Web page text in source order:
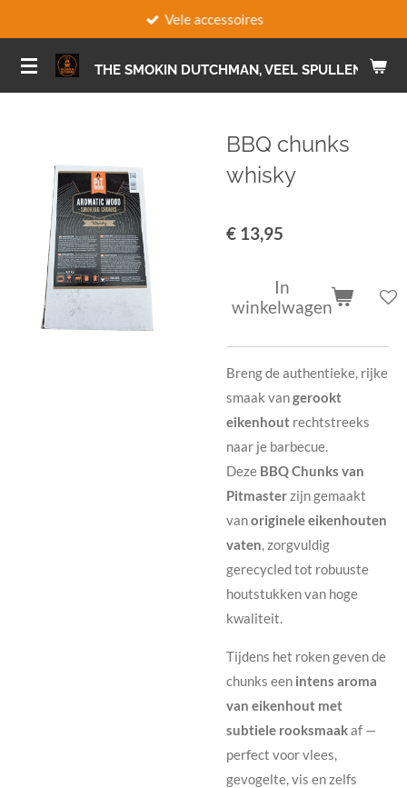
naar
de
THE SMOKIN DUTCHMAN, VEEL SPULLEN
Vele accessoires
BBQ chunks
whisky
€ 13,95
In
winkelwagen
Breng de authentieke, rijke
smaak vangerookt
eikenhout rechtstreeks
naar je barbecue.
Deze BBQ Chunks van
Pitmasterzijn gemaakt
vanoriginele eikenhouten
vaten, zorgvuldig
gerecycled tot robuuste
houtstukken van hoge
kwaliteit.
Tijdens het roken geven de
chunks een intens aroma
van eikenhout met
subtiele rooksmaakaf —
perfect voor vlees,
gevogelte, vis en zelfs